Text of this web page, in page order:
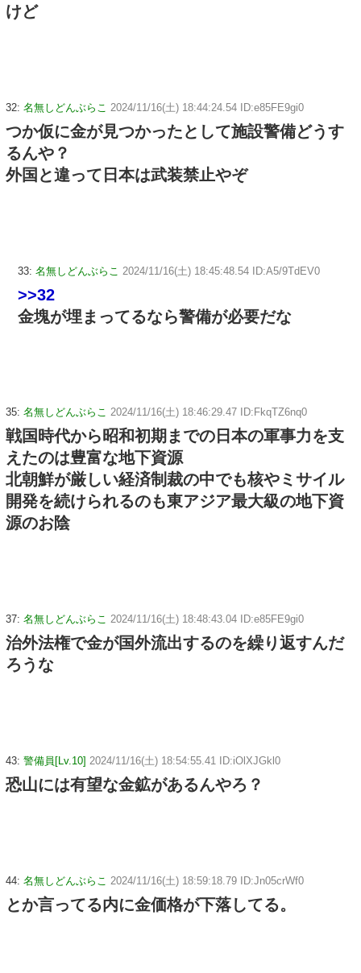
けど
32: 名無しどんぶらこ 2024/11/16(土) 18:44:24.54 ID:e85FE9gi0
つか仮に金が見つかったとして施設警備どうす
るんや？
外国と違って日本は武装禁止やぞ
33: 名無しどんぶらこ 2024/11/16(土) 18:45:48.54 ID:A5/9TdEV0
>>32
金塊が埋まってるなら警備が必要だな
35: 名無しどんぶらこ 2024/11/16(土) 18:46:29.47 ID:FkqTZ6nq0
戦国時代から昭和初期までの日本の軍事力を支
えたのは豊富な地下資源
北朝鮮が厳しい経済制裁の中でも核やミサイル
開発を続けられるのも東アジア最大級の地下資
源のお陰
37: 名無しどんぶらこ 2024/11/16(土) 18:48:43.04 ID:e85FE9gi0
治外法権で金が国外流出するのを繰り返すんだ
ろうな
43: 警備員[Lv.10] 2024/11/16(土) 18:54:55.41 ID:iOlXJGkl0
恐山には有望な金鉱があるんやろ？
44: 名無しどんぶらこ 2024/11/16(土) 18:59:18.79 ID:Jn05crWf0
とか言ってる内に金価格が下落してる。